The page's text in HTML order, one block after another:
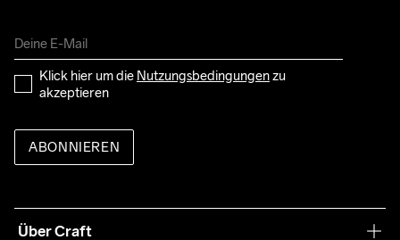
Klick hier um die Nutzungsbedingungen zu
akzeptieren
ABONNIEREN
Über Craft